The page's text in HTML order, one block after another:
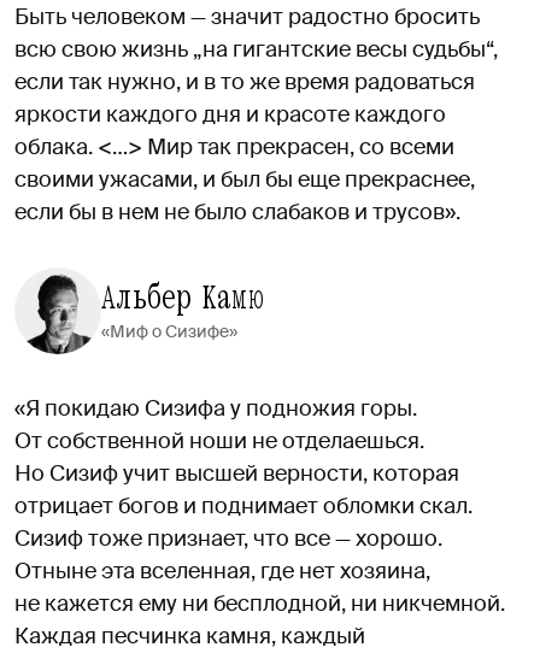
Быть человеком — значит радостно бросить
всю свою жизнь „на гигантские весы судьбы“,
если так нужно, и в то же время радоваться
яркости каждого дня и красоте каждого
облака. <…> Мир так прекрасен, со всеми
своими ужасами, и был бы еще прекраснее,
если бы в нем не было слабаков и трусов».
Альбер Камю
«Миф о Сизифе»
«Я покидаю Сизифа у подножия горы.
От собственной ноши не отделаешься.
Но Сизиф учит высшей верности, которая
отрицает богов и поднимает обломки скал.
Сизиф тоже признает, что все — хорошо.
Отныне эта вселенная, где нет хозяина,
не кажется ему ни бесплодной, ни никчемной.
Каждая песчинка камня, каждый